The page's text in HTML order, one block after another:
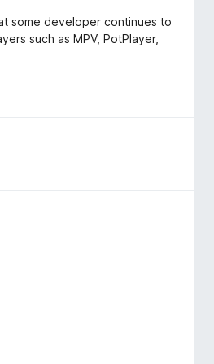
some developer continues to
such as MPV, PotPlayer,